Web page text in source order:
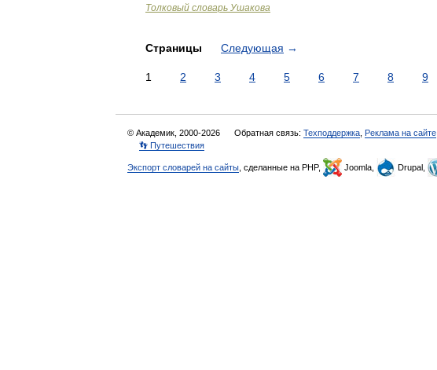
Толковый словарь Ушакова
Страницы Следующая →
1 2 3 4 5 6 7 8 9
© Академик, 2000-2026 Обратная связь: Техподдержка Реклама на сайте
👣 Путешествия
Экспорт словарей на сайты , сделанные на PHP, Joomla, Drupal,